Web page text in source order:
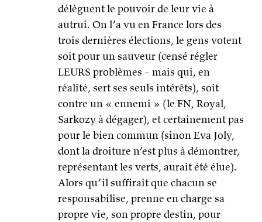
délèguent le pouvoir de leur vie à
autrui. On l’a vu en France lors des
trois dernières élections, le gens votent
soit pour un sauveur (censé régler
LEURS problèmes – mais qui, en
réalité, sert ses seuls intérêts), soit
contre un « ennemi » (le FN, Royal,
Sarkozy à dégager), et certainement pas
pour le bien commun (sinon Eva Joly,
dont la droiture n’est plus à démontrer,
représentant les verts, aurait été élue).
Alors qu’il suffirait que chacun se
responsabilise, prenne en charge sa
propre vie, son propre destin, pour